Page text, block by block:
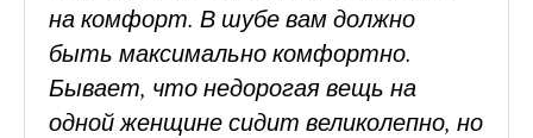
на комфорт. В шубе вам должно
быть максимально комфортно.
Бывает, что недорогая вещь на
одной женщине сидит великолепно, но